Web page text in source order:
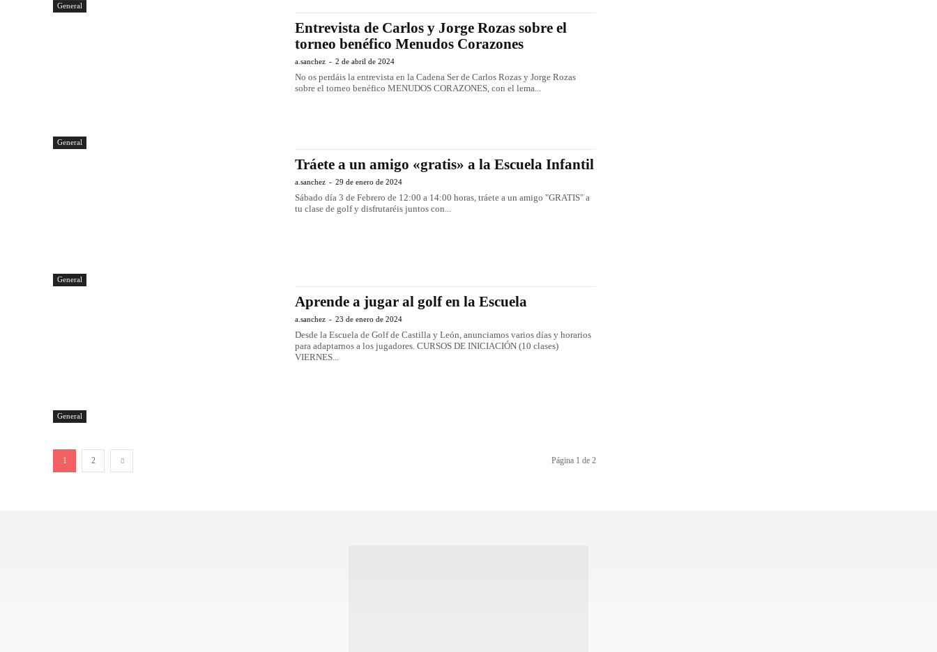
General
General
Entrevista de Carlos y Jorge Rozas sobre el
torneo benéfico Menudos Corazones
a.sanchez - 2 de abril de 2024
No os perdáis la entrevista en la Cadena Ser de Carlos Rozas y Jorge Rozas
sobre el torneo benéfico MENUDOS CORAZONES, con el lema...
General
Tráete a un amigo «gratis» a la Escuela Infantil
a.sanchez - 29 de enero de 2024
Sábado día 3 de Febrero de 12:00 a 14:00 horas, tráete a un amigo "GRATIS" a
tu clase de golf y disfrutaréis juntos con...
General
Aprende a jugar al golf en la Escuela
a.sanchez - 23 de enero de 2024
Desde la Escuela de Golf de Castilla y León, anunciamos varios días y horarios
para adaptarnos a los jugadores. CURSOS DE INICIACIÓN (10 clases)
VIERNES...
1 2 Página 1 de 2